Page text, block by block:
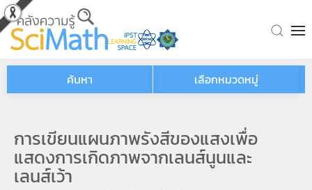
Skip to main content
ค้นหา เลือกหมวดหมู่
การเขียนแผนภาพรังสีของแสงเพื่อ
แสดงการเกิดภาพจากเลนส์นูนและ
เลนส์เว้า